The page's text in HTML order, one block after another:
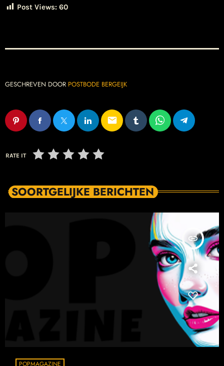
Post Views: 60
GESCHREVEN DOOR POSTBODE BERGEIJK
email
RATE IT
SOORTGELIJKE BERICHTEN
insert_link
POPMAGAZINE